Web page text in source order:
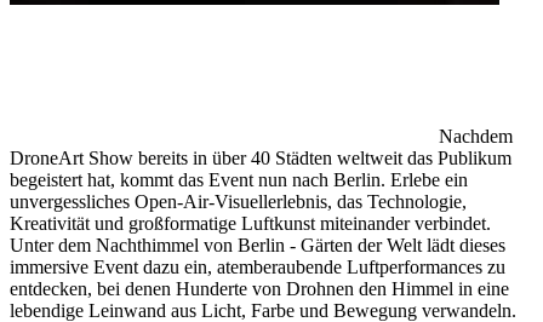
Nachdem
DroneArt Show bereits in über 40 Städten weltweit das Publikum
begeistert hat, kommt das Event nun nach Berlin. Erlebe ein
unvergessliches Open-Air-Visuellerlebnis, das Technologie,
Kreativität und großformatige Luftkunst miteinander verbindet.
Unter dem Nachthimmel von Berlin - Gärten der Welt lädt dieses
immersive Event dazu ein, atemberaubende Luftperformances zu
entdecken, bei denen Hunderte von Drohnen den Himmel in eine
lebendige Leinwand aus Licht, Farbe und Bewegung verwandeln.